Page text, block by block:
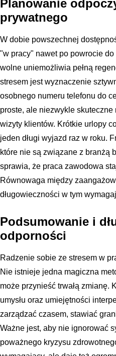
Planowanie
prywatnego
W dobie powszechnej
"w pracy" nawet po powrocie
wolne uniemożliwia pełną
stresem jest wyznaczenie
osobnego numeru telefonu do
proste, ale niezwykle
wizyty klientów. Krótkie urlopy
jeden długi wyjazd raz w roku.
które nie są związane z branżą
sprawia, że praca zawodowa
Równowaga między
długowieczności w tym
Podsumowanie i
odporności
Radzenie sobie ze stresem w
Nie istnieje jedna magiczna
może przynieść trwałą zmianę.
umysłu oraz umiejętności
zarządzać czasem, stawiać
Ważne jest, aby nie ignorować
poważnego kryzysu